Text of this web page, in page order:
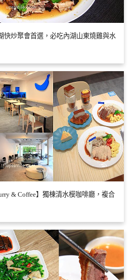
快炒聚會首選，必吃內湖山東燒雞與水
& Coffee】獨棟清水模咖啡廳，複合